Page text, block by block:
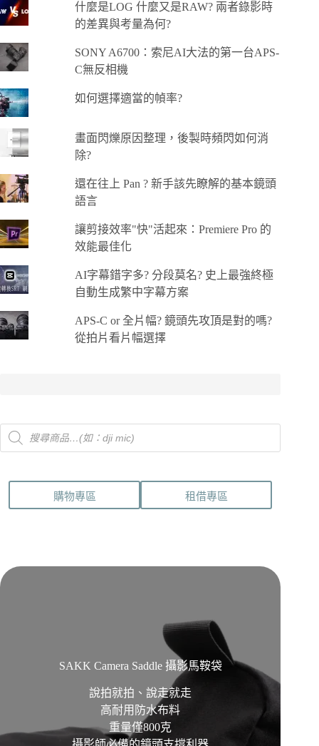
什麼是LOG 什麼又是RAW? 兩者錄影時
的差異與考量為何?
SONY A6700：索尼AI大法的第一台APS-
C無反相機
如何選擇適當的幀率?
畫面閃爍原因整理，後製時頻閃如何消
除?
還在往上 Pan ? 新手該先瞭解的基本鏡頭
語言
讓剪接效率"快"活起來：Premiere Pro 的
效能最佳化
AI字幕錯字多? 分段莫名? 史上最強終極
自動生成繁中字幕方案
APS-C or 全片幅? 鏡頭先攻頂是對的嗎?
從拍片看片幅選擇
Products
search
購物專區 租借專區
SAKK Camera Saddle 攝影馬鞍袋
說拍就拍、說走就走
高耐用防水布料
重量僅800克